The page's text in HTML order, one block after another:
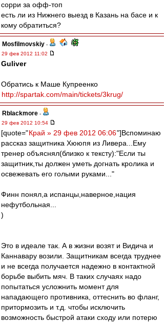
сорри за офф-топ
есть ли из Нижнего выезд в Казань на басе и к
кому обратиться?
Mosfilmovskiy -
29 фев 2012 11:02
Guliver
Обратись к Маше Купреенко
http://spartak.com/main/tickets/3krug/
Rblackmore -
29 фев 2012 10:54
[quote="Край » 29 фев 2012 06:06"]Вспоминаю
рассказ защитника Хююпя из Ливера...Ему
тренер объяснял(близко к тексту):"Если ты
защитник,ты должен уметь догнать кролика и
освежевать его голыми руками..."
Финн понял,а испанцы,наверное,нация
нефутбольная...
)
Это в идеале так. А в жизни возят и Видича и
Каннавару возили. Защитникам всегда труднее
и не всегда получается надежно в контактной
борьбе выбить мяч. В таких случаях надо
попытаться усложнить момент для
нападающего противника, оттеснить во фланг,
притормозить и т.д. чтобы исключить
возможность быстрой атаки сходу или потерю